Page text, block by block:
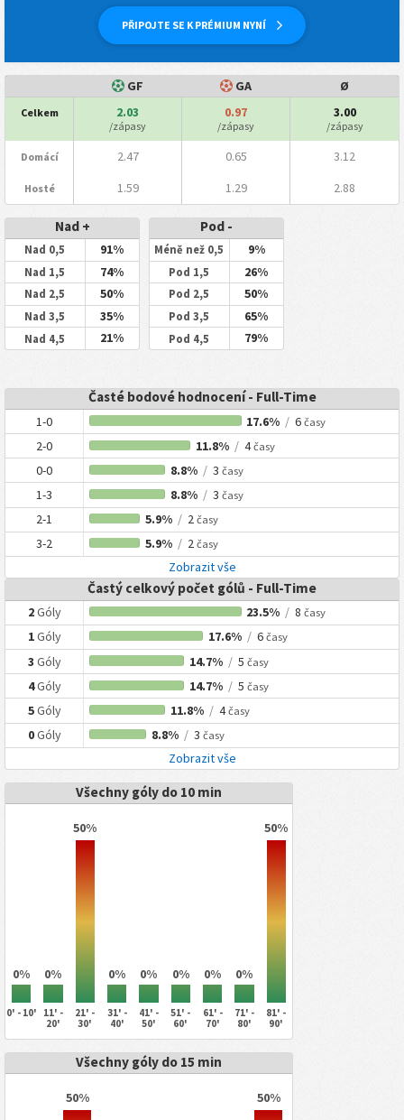
PŘIPOJTE SE K PRÉMIUM NYNÍ
GF GA Ø
Celkem 2.03
/zápasy
0.97
/zápasy
3.00
/zápasy
Domácí 2.47 0.65 3.12
Hosté 1.59 1.29 2.88
Nad +
Nad 0,5 91%
Nad 1,5 74%
Nad 2,5 50%
Nad 3,5 35%
Nad 4,5 21%
Pod -
Méně než 0,5 9%
Pod 1,5 26%
Pod 2,5 50%
Pod 3,5 65%
Pod 4,5 79%
Časté bodové hodnocení - Full-Time
1-0 17.6% / 6časy
2-0 11.8% /4časy
0-0 8.8% /3 časy
1-3 8.8% /3 časy
2-1 5.9% /2 časy
3-2 5.9% /2 časy
Zobrazit vše
Častý celkový počet gólů - Full-Time
2Góly 23.5% / 8časy
1Góly 17.6% /6 časy
3 Góly 14.7% /5 časy
4Góly 14.7% /5 časy
5Góly 11.8% /4časy
0Góly 8.8% /3 časy
Zobrazit vše
Všechny góly do 10 min
0% 0%
50%
0% 0% 0% 0% 0%
50%
0' - 10'
11' -
20'
21' -
30'
31' -
40'
41' -
50'
51' -
60'
61' -
70'
71' -
80'
81' -
90'
Všechny góly do 15 min
50% 50%